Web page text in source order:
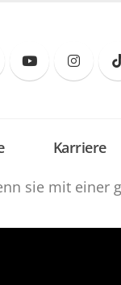
Karriere
sie mit einer